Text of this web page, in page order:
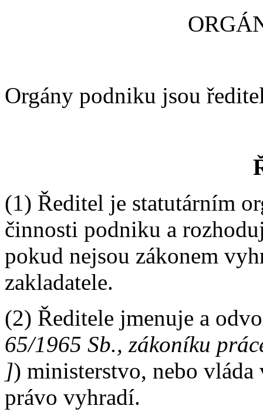
Orgány podniku jsou
(1) Ředitel je statutárním
činnosti podniku a
pokud nejsou zákonem
zakladatele.
(2) Ředitele jmenuje a
65/1965 Sb., zákoníku
]) ministerstvo, nebo
právo vyhradí.